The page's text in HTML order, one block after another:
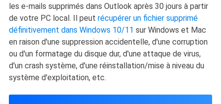
les e-mails supprimés dans Outlook après 30 jours à partir
de votre PC local. Il peut récupérer un fichier supprimé
définitivement dans Windows 10/11 sur Windows et Mac
en raison d'une suppression accidentelle, d'une corruption
ou d'un formatage du disque dur, d'une attaque de virus,
d'un crash système, d'une réinstallation/mise à niveau du
système d'exploitation, etc.